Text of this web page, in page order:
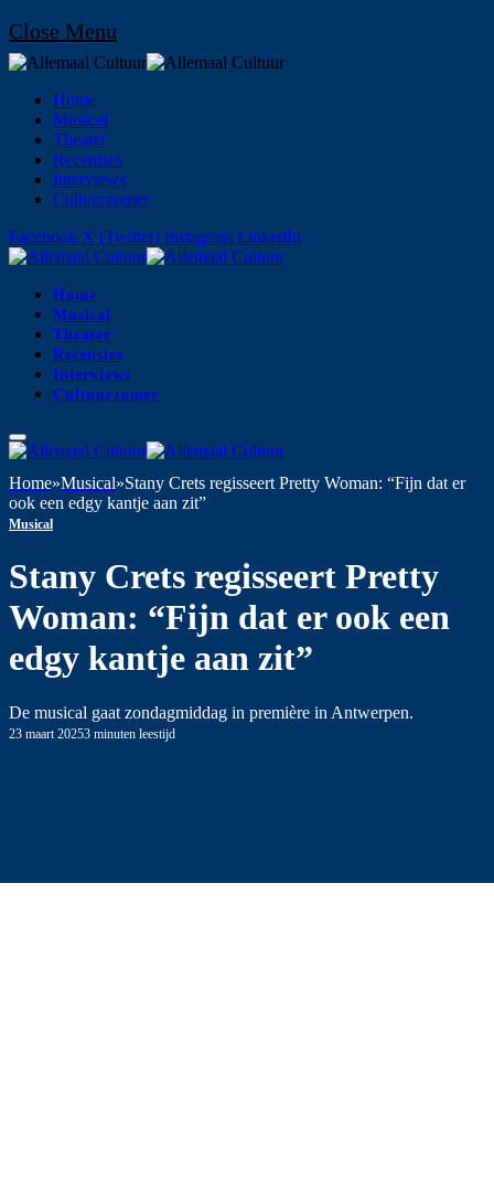
Close Menu
Home
Musical
Theater
Recensies
Interviews
Cultuurzomer
Facebook X (Twitter) Instagram LinkedIn
Home
Musical
Theater
Recensies
Interviews
Cultuurzomer
Home»Musical»Stany Crets regisseert Pretty Woman: “Fijn dat er
ook een edgy kantje aan zit”
Musical
Stany Crets regisseert Pretty
Woman: “Fijn dat er ook een
edgy kantje aan zit”
De musical gaat zondagmiddag in première in Antwerpen.
23 maart 20253 minuten leestijd